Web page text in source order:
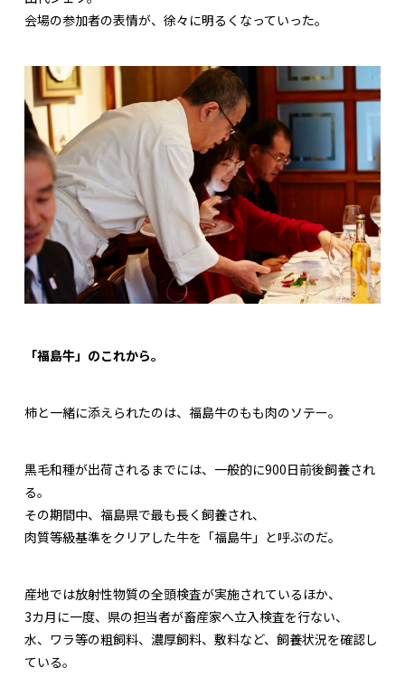
会場の参加者の表情が、徐々に明るくなっていった。
「福島牛」のこれから。
柿と一緒に添えられたのは、福島牛のもも肉のソテー。
黒毛和種が出荷されるまでには、一般的に900日前後飼養され
る。
その期間中、福島県で最も長く飼養され、
肉質等級基準をクリアした牛を「福島牛」と呼ぶのだ。
産地では放射性物質の全頭検査が実施されているほか、
3カ月に一度、県の担当者が畜産家へ立入検査を行ない、
水、ワラ等の粗飼料、濃厚飼料、敷料など、飼養状況を確認し
ている。